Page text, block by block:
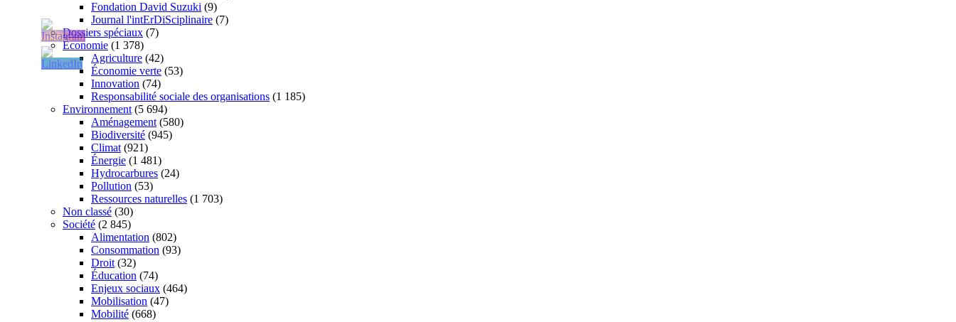
Fondation David Suzuki (9)
Journal l'intErDiSciplinaire (7)
Dossiers spéciaux (7)
Économie (1 378)
Agriculture (42)
Économie verte (53)
Innovation (74)
Responsabilité sociale des organisations (1 185)
Environnement (5 694)
Aménagement (580)
Biodiversité (945)
Climat (921)
Énergie (1 481)
Hydrocarbures (24)
Pollution (53)
Ressources naturelles (1 703)
Non classé (30)
Société (2 845)
Alimentation (802)
Consommation (93)
Droit (32)
Éducation (74)
Enjeux sociaux (464)
Mobilisation (47)
Mobilité (668)